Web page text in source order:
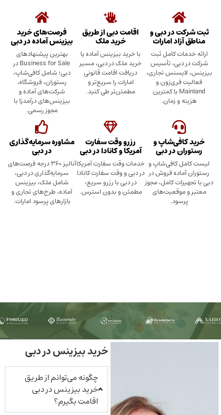
در دبی و
امارات
کامل ثبت
تأسیس
تجاری،
و
Mainland با کمترین
اقامت دبی از طریق
خرید ملک
با خرید بیزینس آماده یا
خرید ملک در دبی، مسیر
دریافت اقامت قانونی
امارات را سریع‌تر و
مطمئن‌تر طی کنید.
فرصت‌های خرید
بیزینس آماده در دبی
بهترین پیشنهادهای
Business for Sale در
دبی؛ شامل کافی‌شاپ،
رستوران، فروشگاه،
شرکت‌های آماده و
بیزینس‌های درآمدزا با
و
در دبی
و
فروش در
کامل، مجوز
رزرو وقت سفارت
آمریکا و کانادا در دبی
خدمات وقت سفارت آمریکا
در دبی و وقت سفارت کانادا
در دبی با رزرو سریع،
مطمئن و بدون استرس.
مشاوره سرمایه‌گذاری
در دبی
آنالیز ۳۶۰ درجه فرصت‌های
سرمایه‌گذاری در دبی،
شامل ملک، بیزینس
آماده، طرح‌های تجاری و
بازارهای پرسود امارات.
خرید بیزینس در دبی
چگونه می‌توانم از طریق
خرید بیزینس در دبی
اقامت بگیرم؟